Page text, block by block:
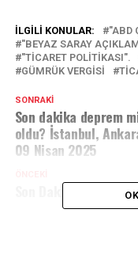
İLGILI KONULAR:
"ABD
"BEYAZ SARAY
"TICARET POLITIKASI".
GÜMRÜK VERGISI
SONRAKI
Son dakika deprem
oldu? İstanbul,
09 Nisan 2025
Son Dakika: Ümit